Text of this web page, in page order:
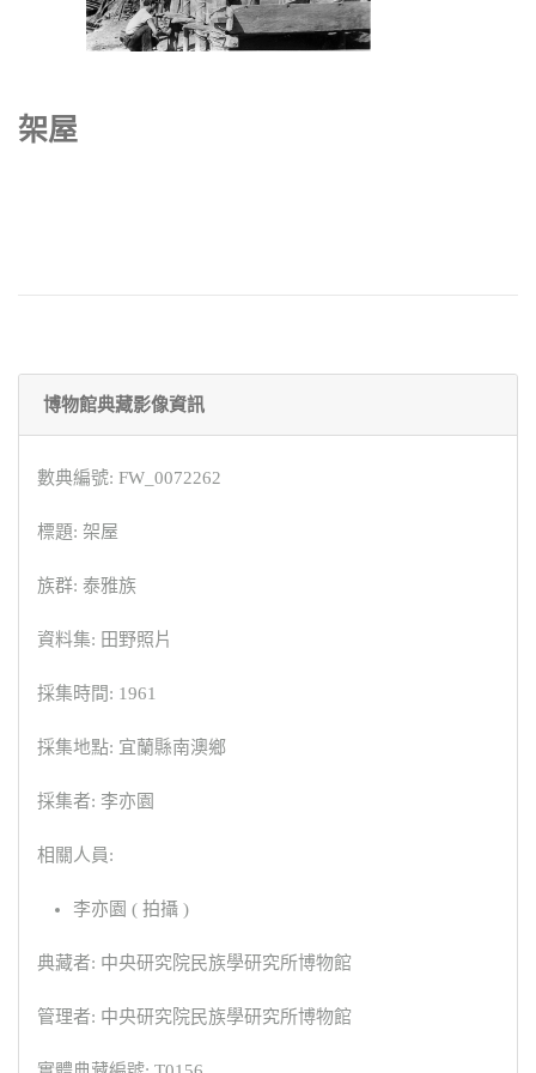
架屋
博物館典藏影像資訊
數典編號: FW_0072262
標題: 架屋
族群: 泰雅族
資料集: 田野照片
採集時間: 1961
採集地點: 宜蘭縣南澳鄉
採集者: 李亦園
相關人員:
李亦園 ( 拍攝 )
典藏者: 中央研究院民族學研究所博物館
管理者: 中央研究院民族學研究所博物館